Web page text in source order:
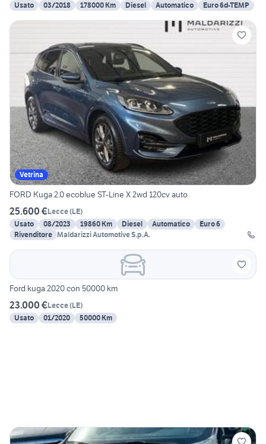
Usato
03/2018 178000 Km Diesel Automatico Euro 6d-TEMP
Vetrina
FORD Kuga 2.0 ecoblue ST-Line X 2wd 120cv auto
25.600 €Lecce(LE)
Usato
08/2023 19860 Km Diesel Automatico
Euro 6
Rivenditore Maldarizzi Automotive S.p.A.
Ford kuga 2020 con 50000 km
23.000 €Lecce(LE)
Usato
01/2020 50000 Km